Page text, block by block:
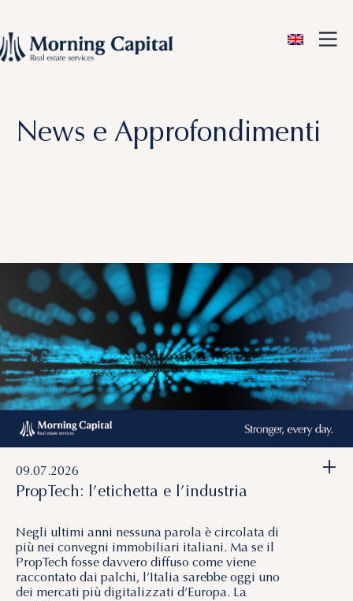
ENG
News e Approfondimenti
09.07.2026
PropTech: l’etichetta e l’industria
Negli ultimi anni nessuna parola è circolata di
più nei convegni immobiliari italiani. Ma se il
PropTech fosse davvero diffuso come viene
raccontato dai palchi, l’Italia sarebbe oggi uno
dei mercati più digitalizzati d’Europa. La
+